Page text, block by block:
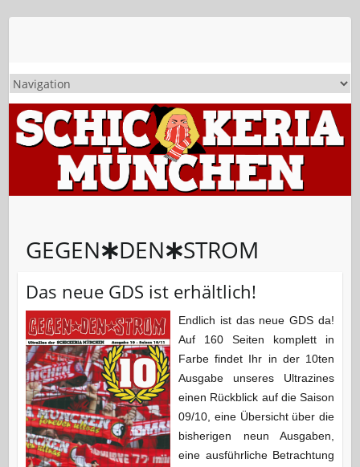
GEGEN🞸DEN🞸STROM
Das neue GDS ist erhältlich!
Endlich ist das neue GDS da!
Auf 160 Seiten komplett in
Farbe findet Ihr in der 10ten
Ausgabe unseres Ultrazines
einen Rückblick auf die Saison
09/10, eine Übersicht über die
bisherigen neun Ausgaben,
eine ausführliche Betrachtung